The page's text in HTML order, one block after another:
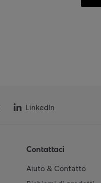
LinkedIn
Contattaci
Aiuto & Contatto